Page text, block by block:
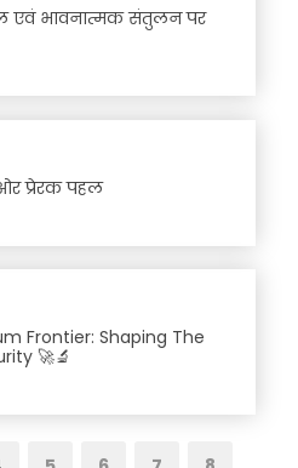
एवं भावनात्मक संतुलन पर
ओर प्रेरक पहल
Frontier: Shaping The
🚀🔬